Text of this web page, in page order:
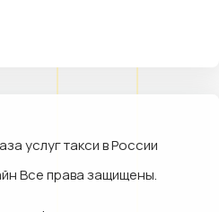
Все права защищены.